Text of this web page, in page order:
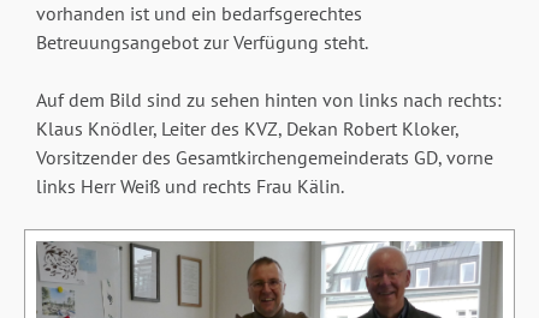
vorhanden ist und ein bedarfsgerechtes
Betreuungsangebot zur Verfügung steht.
Auf dem Bild sind zu sehen hinten von links nach rechts:
Klaus Knödler, Leiter des KVZ, Dekan Robert Kloker,
Vorsitzender des Gesamtkirchengemeinderats GD, vorne
links Herr Weiß und rechts Frau Kälin.